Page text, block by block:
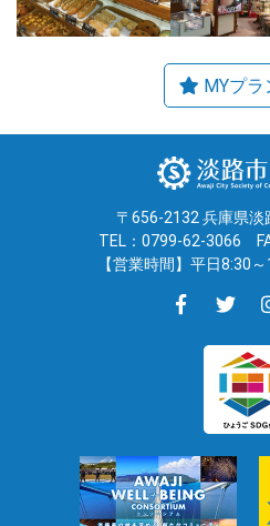
〒656-2132 兵庫県淡
TEL：0799-62-3066
【営業時間】平日8:30